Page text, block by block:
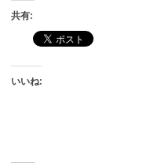
共有:
いいね: